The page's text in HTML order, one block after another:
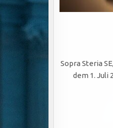
Sopra Steria
dem 1. Juli